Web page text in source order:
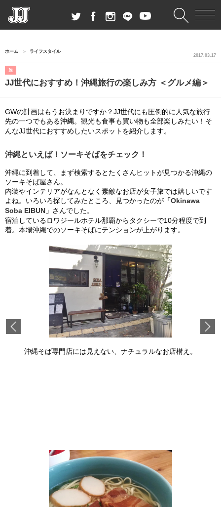
ホーム ライフスタイル
旅
JJ世代におすすめ！沖縄旅行の楽しみ方 ＜グルメ編＞
2017.03.17
GWの計画はもうお決まりですか？JJ世代にも圧倒的に人気な旅行
先の一つでもある沖縄。観光も食事も買い物も全部楽しみたい！そ
んなJJ世代におすすめしたいスポットを紹介します。
沖縄といえば！ソーキそばをチェック！
沖縄に到着して、まず検索するとたくさんヒットが見つかる沖縄の
ソーキそば屋さん。
内装やインテリアがなんとなく素敵なお店が女子旅では嬉しいです
よね。いろいろ探してみたところ、見つかったのが 「Okinawa
Soba EIBUN」 さんでした。
宿泊しているロワジールホテル那覇からタクシーで10分程度で到
着。本場沖縄でのソーキそばにテンションが上がります。
Previous
沖縄そば専門店には見えない、ナチュラルなお店構え。